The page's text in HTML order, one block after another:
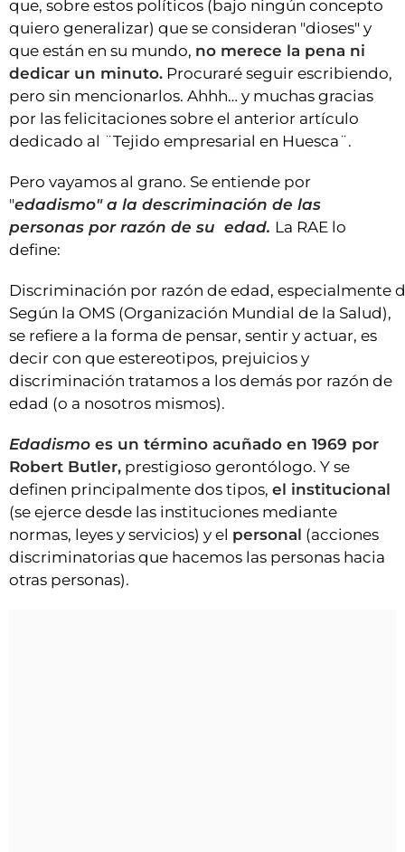
que, sobre estos políticos (bajo ningún concepto
quiero generalizar) que se consideran "dioses" y
que están en su mundo, no merece la pena ni
dedicar un minuto. Procuraré seguir escribiendo,
pero sin mencionarlos. Ahhh… y muchas gracias
por las felicitaciones sobre el anterior artículo
dedicado al ¨Tejido empresarial en Huesca¨.
Pero vayamos al grano. Se entiende por
"edadismo" a la descriminación de las
personas por razón de su edad. La RAE lo
define:
Discriminación por razón de edad, especialmente
Según la OMS (Organización Mundial de la Salud),
se refiere a la forma de pensar, sentir y actuar, es
decir con que estereotipos, prejuicios y
discriminación tratamos a los demás por razón de
edad (o a nosotros mismos).
Edadismo es un término acuñado en 1969 por
Robert Butler, prestigioso gerontólogo. Y se
definen principalmente dos tipos, el institucional
(se ejerce desde las instituciones mediante
normas, leyes y servicios) y el personal (acciones
discriminatorias que hacemos las personas hacia
otras personas).